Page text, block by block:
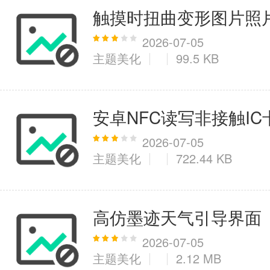
触摸时扭曲变形图片照
2026-07-05
主题美化
99.5 KB
安卓NFC读写非接触IC
2026-07-05
主题美化
722.44 KB
高仿墨迹天气引导界面
2026-07-05
主题美化
2.12 MB